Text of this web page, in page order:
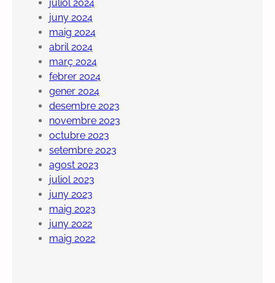
juliol 2024
juny 2024
maig 2024
abril 2024
març 2024
febrer 2024
gener 2024
desembre 2023
novembre 2023
octubre 2023
setembre 2023
agost 2023
juliol 2023
juny 2023
maig 2023
juny 2022
maig 2022